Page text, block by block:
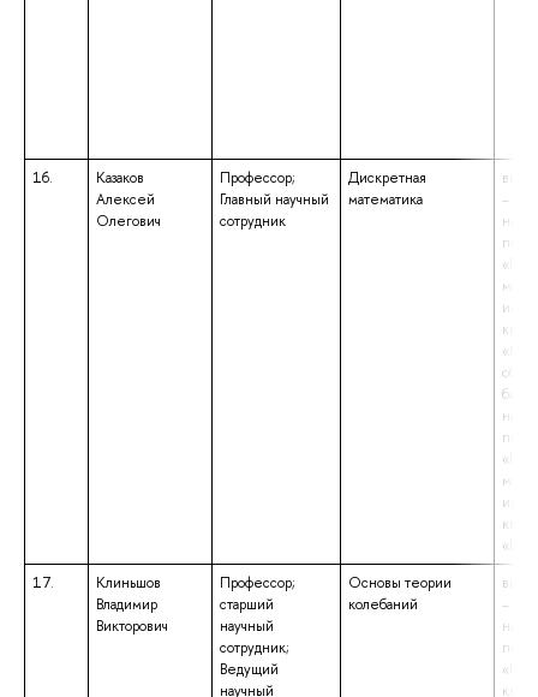
16.
Казаков
Алексей
Олегович
Профессор;
Главный научный
сотрудник
Дискретная
математика
–
17.
Клиньшов
Владимир
Викторович
Профессор;
старший
научный
сотрудник;
Ведущий
научный
Основы теории
колебаний
–